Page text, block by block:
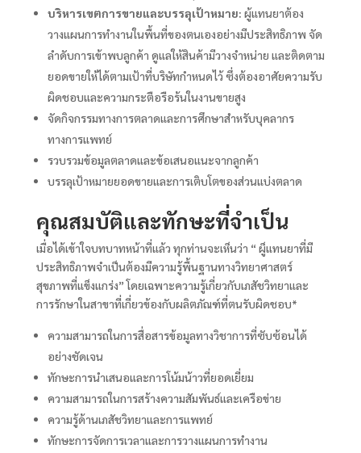
บริหารเขตการขายและบรรลุเป้าหมาย: ผู้แทนยาต้อง
วางแผนการทำงานในพื้นที่ของตนเองอย่างมีประสิทธิภาพ จัด
ลำดับการเข้าพบลูกค้า ดูแลให้สินค้ามีวางจำหน่าย และติดตาม
ยอดขายให้ได้ตามเป้าที่บริษัทกำหนดไว้ ซึ่งต้องอาศัยความรับ
ผิดชอบและความกระตือรือร้นในงานขายสูง
จัดกิจกรรมทางการตลาดและการศึกษาสำหรับบุคลากร
ทางการแพทย์
รวบรวมข้อมูลตลาดและข้อเสนอแนะจากลูกค้า
บรรลุเป้าหมายยอดขายและการเติบโตของส่วนแบ่งตลาด
คุณสมบัติและทักษะที่จำเป็น
เมื่อได้เข้าใจบทบาทหน้าที่แล้ว ทุกท่านจะเห็นว่า “ ผู็แทนยาที่มี
ประสิทธิภาพจำเป็นต้องมีความรู้พื้นฐานทางวิทยาศาสตร์
สุขภาพที่แข็งแกร่ง” โดยเฉพาะความรู้เกี่ยวกับเภสัชวิทยาและ
การรักษาในสาขาที่เกี่ยวข้องกับผลิตภัณฑ์ที่ตนรับผิดชอบ*
ความสามารถในการสื่อสารข้อมูลทางวิชาการที่ซับซ้อนได้
อย่างชัดเจน
ทักษะการนำเสนอและการโน้มน้าวที่ยอดเยี่ยม
ความสามารถในการสร้างความสัมพันธ์และเครือข่าย
ความรู้ด้านเภสัชวิทยาและการแพทย์
ทักษะการจัดการเวลาและการวางแผนการทำงาน